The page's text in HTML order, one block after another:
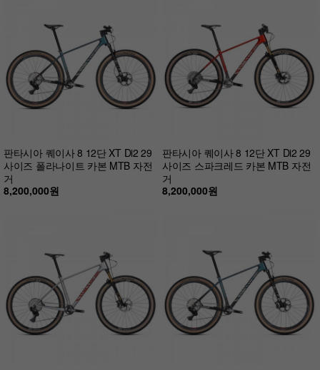
판타시아 퀘이사 8 12단 XT Di2 29
사이즈 폴라나이트 카본 MTB 자전
거
8,200,000원
판타시아 퀘이사 8 12단 XT Di2 29
사이즈 스파크레드 카본 MTB 자전
거
8,200,000원